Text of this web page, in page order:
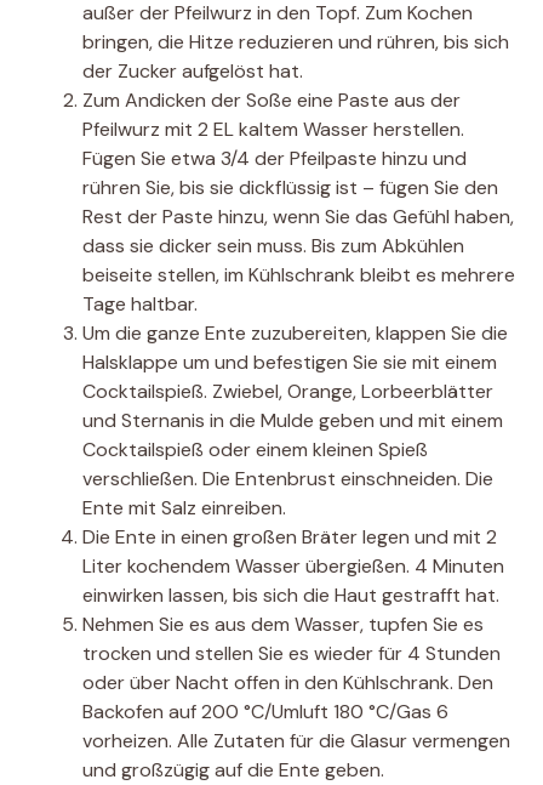
außer der Pfeilwurz in den Topf. Zum Kochen
bringen, die Hitze reduzieren und rühren, bis sich
der Zucker aufgelöst hat.
Zum Andicken der Soße eine Paste aus der
Pfeilwurz mit 2 EL kaltem Wasser herstellen.
Fügen Sie etwa 3/4 der Pfeilpaste hinzu und
rühren Sie, bis sie dickflüssig ist – fügen Sie den
Rest der Paste hinzu, wenn Sie das Gefühl haben,
dass sie dicker sein muss. Bis zum Abkühlen
beiseite stellen, im Kühlschrank bleibt es mehrere
Tage haltbar.
Um die ganze Ente zuzubereiten, klappen Sie die
Halsklappe um und befestigen Sie sie mit einem
Cocktailspieß. Zwiebel, Orange, Lorbeerblätter
und Sternanis in die Mulde geben und mit einem
Cocktailspieß oder einem kleinen Spieß
verschließen. Die Entenbrust einschneiden. Die
Ente mit Salz einreiben.
Die Ente in einen großen Bräter legen und mit 2
Liter kochendem Wasser übergießen. 4 Minuten
einwirken lassen, bis sich die Haut gestrafft hat.
Nehmen Sie es aus dem Wasser, tupfen Sie es
trocken und stellen Sie es wieder für 4 Stunden
oder über Nacht offen in den Kühlschrank. Den
Backofen auf 200 °C/Umluft 180 °C/Gas 6
vorheizen. Alle Zutaten für die Glasur vermengen
und großzügig auf die Ente geben.